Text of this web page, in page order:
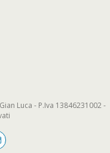
Luca - P.Iva 13846231002 -